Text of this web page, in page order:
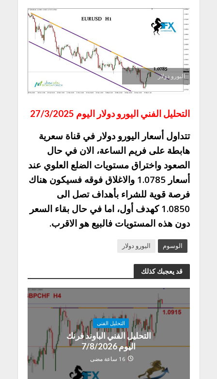
اليورو دولار
التحليل الفني اليورو دولار اليوم 27/3/2025
تتداول أسعار اليورو دولار في قناة سعرية
هابطة على فريم الساعة، الان في حال
الصعود واختراق مستويات الضلع العلوي عند
أسعار 1.0785 والاغلاق فوقه فسيكون هناك
فرصة قوية للشراء بأهداف تصل الى
1.0850 كهدف أول، اما في حال بقاء السعر
دون هذه المستويات فالبيع هو الاقرب.
الوسوم اليورو دولار
قد يعجبك كذلك
التحليل الفنى
التحليل الفني الباوند فرنك
اليوم 7/8/2026
16 ساعة مضى